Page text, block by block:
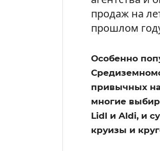
продаж на
прошлом
Особенно
привычных
многие
Lidl и Aldi, и
круизы и